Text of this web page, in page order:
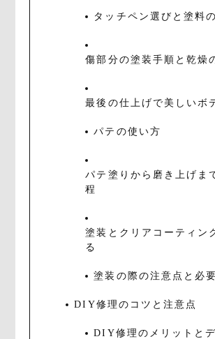
タッチペン選びと塗料
傷部分の塗装手順と乾燥
最後の仕上げで美しいボ
パテの使い方
パテ塗りから磨き上げま
程
塗装とクリアコーティン
る
塗装の際の注意点と必
DIY修理のコツと注意点
DIY修理のメリットと